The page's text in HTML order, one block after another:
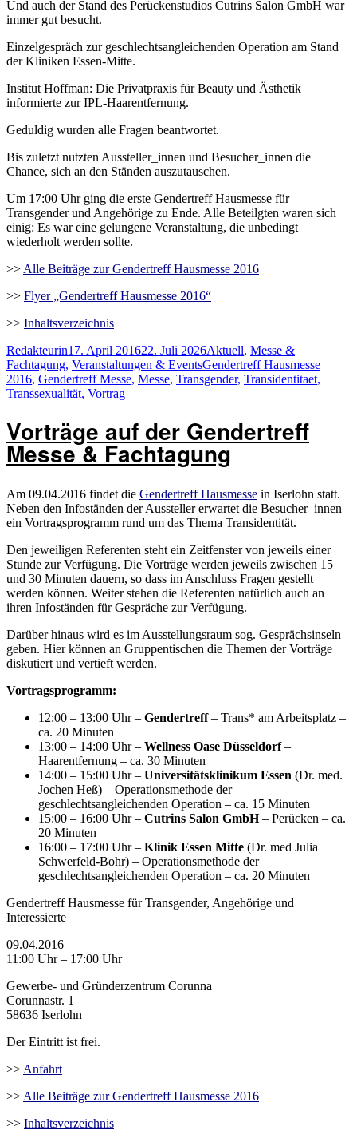
Und auch der Stand des Perückenstudios Cutrins Salon GmbH war
immer gut besucht.
Einzelgespräch zur geschlechtsangleichenden Operation am Stand
der Kliniken Essen-Mitte.
Institut Hoffman: Die Privatpraxis für Beauty und Ästhetik
informierte zur IPL-Haarentfernung.
Geduldig wurden alle Fragen beantwortet.
Bis zuletzt nutzten Aussteller_innen und Besucher_innen die
Chance, sich an den Ständen auszutauschen.
Um 17:00 Uhr ging die erste Gendertreff Hausmesse für
Transgender und Angehörige zu Ende. Alle Beteilgten waren sich
einig: Es war eine gelungene Veranstaltung, die unbedingt
wiederholt werden sollte.
>> Alle Beiträge zur Gendertreff Hausmesse 2016
>> Flyer „Gendertreff Hausmesse 2016“
>> Inhaltsverzeichnis
Autor
RedakteurinVeröffentlicht
am
17. April 201622. Juli 2026Kategorien
Aktuell, Messe &
Fachtagung, Veranstaltungen & EventsSchlagwörter
Gendertreff Hausmesse
2016, Gendertreff Messe, Messe, Transgender, Transidentitaet,
Transsexualität, Vortrag
Vorträge auf der Gendertreff
Messe & Fachtagung
Am 09.04.2016 findet die Gendertreff Hausmesse in Iserlohn statt.
Neben den Infoständen der Aussteller erwartet die Besucher_innen
ein Vortragsprogramm rund um das Thema Transidentität.
Den jeweiligen Referenten steht ein Zeitfenster von jeweils einer
Stunde zur Verfügung. Die Vorträge werden jeweils zwischen 15
und 30 Minuten dauern, so dass im Anschluss Fragen gestellt
werden können. Weiter stehen die Referenten natürlich auch an
ihren Infoständen für Gespräche zur Verfügung.
Darüber hinaus wird es im Ausstellungsraum sog. Gesprächsinseln
geben. Hier können an Gruppentischen die Themen der Vorträge
diskutiert und vertieft werden.
Vortragsprogramm:
12:00 – 13:00 Uhr – Gendertreff– Trans* am Arbeitsplatz –
ca. 20 Minuten
13:00 – 14:00 Uhr – Wellness Oase Düsseldorf–
Haarentfernung – ca. 30 Minuten
14:00 – 15:00 Uhr – Universitätsklinikum Essen (Dr. med.
Jochen Heß) – Operationsmethode der
geschlechtsangleichenden Operation – ca. 15 Minuten
15:00 – 16:00 Uhr – Cutrins Salon GmbH– Perücken – ca.
20 Minuten
16:00 – 17:00 Uhr – Klinik Essen Mitte (Dr. med Julia
Schwerfeld-Bohr) – Operationsmethode der
geschlechtsangleichenden Operation – ca. 20 Minuten
Gendertreff Hausmesse für Transgender, Angehörige und
Interessierte
09.04.2016
11:00 Uhr – 17:00 Uhr
Gewerbe- und Gründerzentrum Corunna
Corunnastr. 1
58636 Iserlohn
Der Eintritt ist frei.
>> Anfahrt
>> Alle Beiträge zur Gendertreff Hausmesse 2016
>> Inhaltsverzeichnis